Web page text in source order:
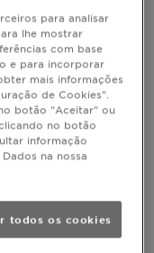
sem
para uma cor de
Além disso,
para analisar
lhe mostrar
com base
e para incorporar
mais informações
de Cookies".
botão "Aceitar" ou
no botão
informação
na nossa
todos os cookies